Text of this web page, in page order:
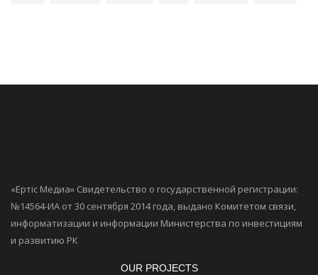
«Ертiс Медиа» Свидетельство о государственной регистрации:
№14564-ИА от 30 сентября 2014 года, выдано Комитетом связи,
информатизации и информации Министерства по инвестициям
и развитию РК
OUR PROJECTS